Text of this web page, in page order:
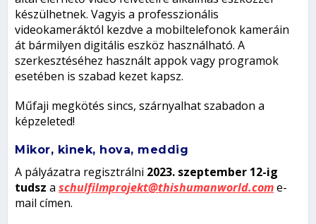
készülhetnek. Vagyis a professzionális
videokameráktól kezdve a mobiltelefonok kameráin
át bármilyen digitális eszköz használható. A
szerkesztéséhez használt appok vagy programok
esetében is szabad kezet kapsz.
Műfaji megkötés sincs, szárnyalhat szabadon a
képzeleted!
Mikor, kinek, hova, meddig
A pályázatra regisztrálni 2023. szeptember 12-ig
tudsz aschulfilmprojekt@thishumanworld.come-
mail címen.